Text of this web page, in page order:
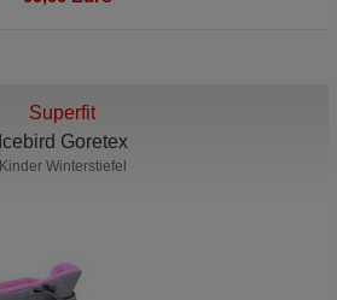
Superfit
Icebird Goretex
Kinder Winterstiefel